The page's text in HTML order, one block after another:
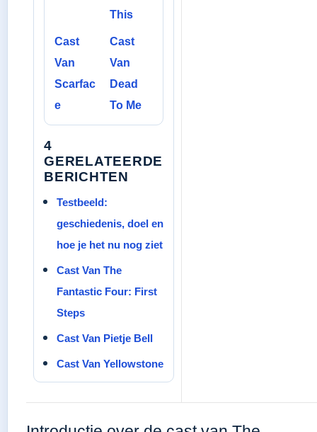
This
Cast
Van
Scarfac
e
Cast
Van
Dead
To Me
4
GERELATEERDE
BERICHTEN
Testbeeld:
geschiedenis, doel en
hoe je het nu nog ziet
Cast Van The
Fantastic Four: First
Steps
Cast Van Pietje Bell
Cast Van Yellowstone